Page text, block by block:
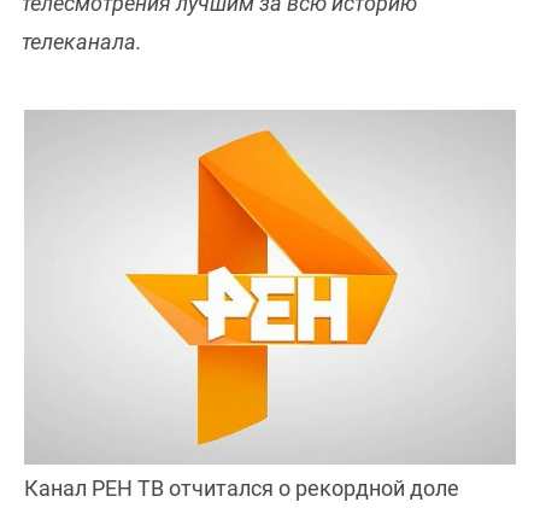
телеканала.
Канал РЕН ТВ отчитался о рекордной доле